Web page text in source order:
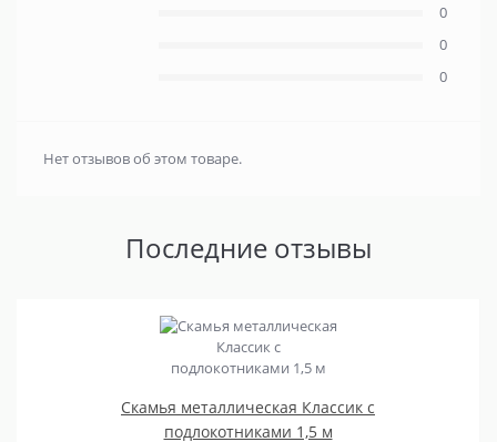
0
0
0
Нет отзывов об этом товаре.
Последние отзывы
Скамья металлическая Классик с
подлокотниками 1,5 м